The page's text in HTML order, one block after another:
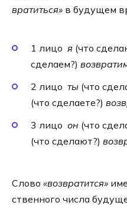
вра­тить­ся» в буду­щем
1 лицо я (что
сде­ла­ем?)
2 лицо ты (что
(что сде­ла­е­те?)
3 лицо он (что
(что сде­ла­ют?)
Слово «воз­вра­тит­ся»
ствен­но­го чис­ла